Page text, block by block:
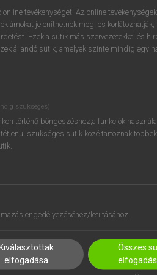
próbaverziójának elindításához
regisztrálok ésbelépek.
REGISZTRÁCIÓ
tevékenységét. Az online tevékenységek
jeleníthetnek meg, és korlátozhatják,
Ezek a sütik más szervezetekkel és
állandó sütik, amelyek szinte mindig egy
szükséges)
történő böngészéshez,a funkciók
szükséges sütik közé tartoznak
engedélyezéséhez/letiltásához.
Kiválasztottak
elfogadása
Összes